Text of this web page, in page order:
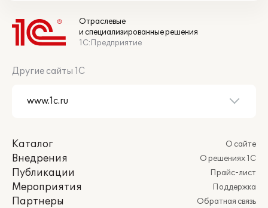
Отраслевые
и специализированные решения
1С:Предприятие
Другие сайты 1С
Каталог
Внедрения
Публикации
Мероприятия
Партнеры
О сайте
О решениях 1С
Прайс-лист
Поддержка
Обратная связь